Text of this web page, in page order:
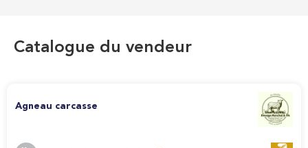
Catalogue du vendeur
Agneau carcasse